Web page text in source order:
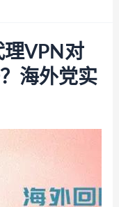
理VPN对
海外党实